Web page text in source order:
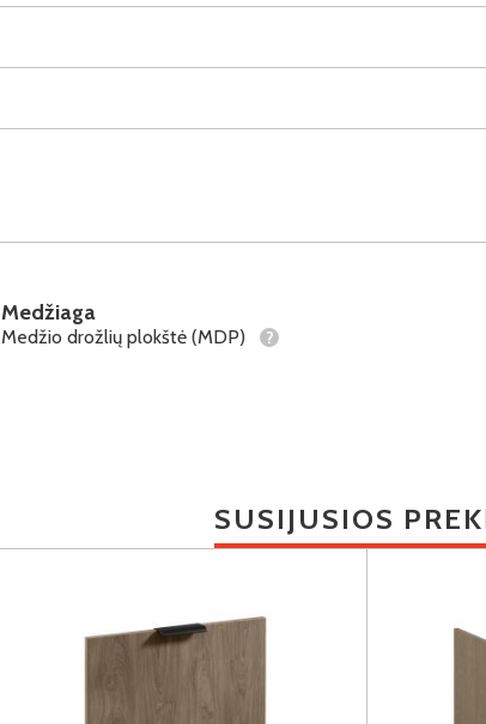
Medžiaga
Medžio drožlių plokštė (MDP) ?
SUSIJUSIOS